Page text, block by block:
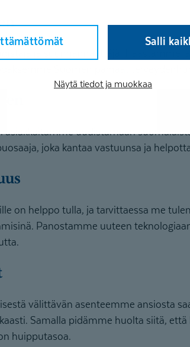
Salli
Näytä tiedot ja muokkaa
uudistamaan
joka kantaa vastuunsa ja
on helppo tulla, ja tarvittaessa me
Panostamme uuteen
välittävän asenteemme ansiosta
Samalla pidämme huolta siitä,
huipputasoa.